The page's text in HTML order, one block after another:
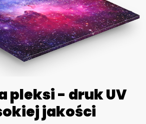
pleksi - druk UV
jakości